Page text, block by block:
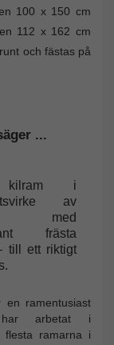
100 x 150 cm
112 x 162 cm
och fästas på
...
i
av
med
frästa
till ett riktigt
en ramentusiast
arbetat i
flesta ramarna i